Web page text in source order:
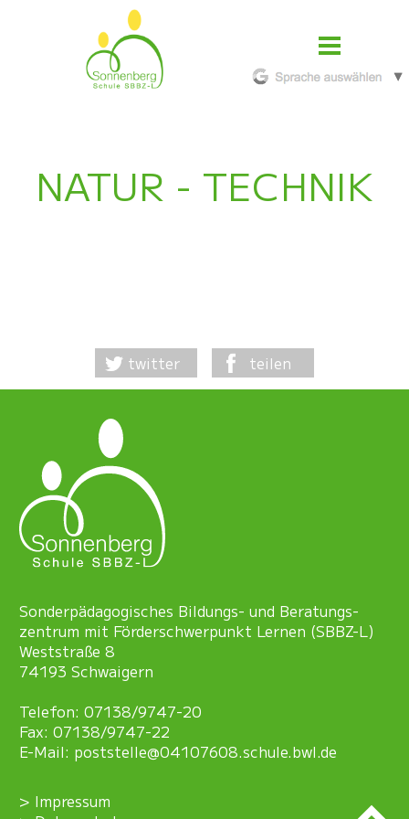
NATUR - TECHNIK
twitter teilen
Sonder­pädagogisches Bildungs- und Beratungs­
zentrum mit Förder­schwer­punkt Lernen (SBBZ-L)
Weststraße 8
74193 Schwaigern
Telefon: 07138/9747-20
Fax: 07138/9747-22
E-Mail: poststelle@04107608.schule.bwl.de
Impressum